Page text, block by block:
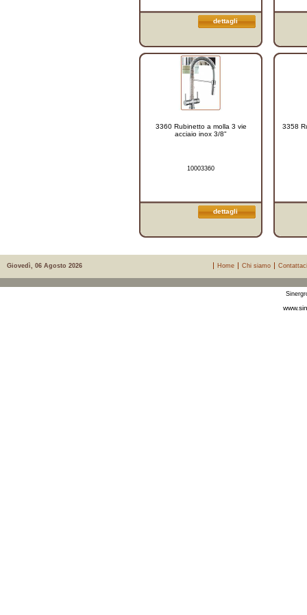
dettagli
3360 Rubinetto a molla 3 vie
acciaio inox 3/8"
10003360
dettagli
3358
Giovedì, 06 Agosto 2026 Home Chi siamo Contattaci